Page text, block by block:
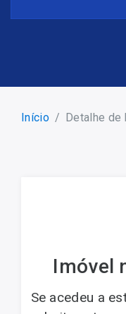
Início Detalhe de
Imóvel
Se acedeu a